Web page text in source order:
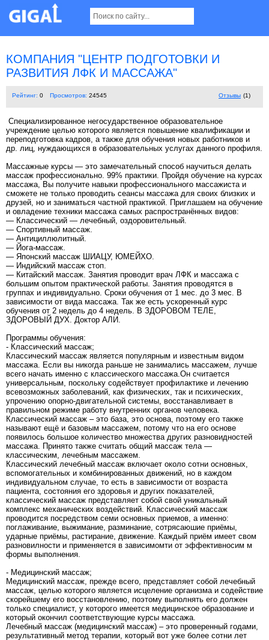
КОМПАНИЯ "ЦЕНТР ПОДГОТОВКИ И
РАЗВИТИЯ ЛФК И МАССАЖА"
Рейтинг: 0 Просмотров: 24545 Отзывы (1)
Специализированное негосударственное образовательное
учреждение целью которого является повышение квалификации и
переподготовка кадров, а также для обучения новых работников и
др. лиц, нуждающихся в образовательных услугах данного профиля.
Массажные курсы — это замечательный способ научиться делать
массаж профессионально. 99% практики. Пройдя обучение на курсах
массажа, Вы получите навыки профессионального массажиста и
сможете не только проводить сеансы массажа для своих близких и
друзей, но и заниматься частной практикой. Приглашаем на обучение
и овладение техники массажа самых распространённых видов:
— Классический — лечебный, оздоровительный.
— Cпортивный массаж.
— Антициллюлитный.
— Йога-массаж.
— Японский массаж ШИАЦУ, ЮМЕЙХО.
— Индийский массаж стоп.
— Китайский массаж. Занятия проводит врач ЛФК и массажа с
большим опытом практической работы. Занятия проводятся в
группах и индивидуально. Сроки обучения от 1 мес. до 3 мес. В
зависимости от вида массажа. Так же есть ускоренный курс
обучения от 2 недель до 4 недель. В ЗДОРОВОМ ТЕЛЕ,
ЗДОРОВЫЙ ДУХ. Доктор АЛИ.
Программы обучения:
- Классический массаж;
Классический массаж является популярным и известным видом
массажа. Если вы никогда раньше не занимались массажем, лучше
всего начать именно с классического массажа.Он считается
универсальным, поскольку содействует профилактике и лечению
всевозможных заболеваний, как физических, так и психических,
упрочению опорно-двигательной системы, восстанавливает в
правильном режиме работу внутренних органов человека.
Классический массаж – это база, это основа, поэтому его также
называют ещё и базовым массажем, потому что на его основе
появилось большое количество множества других разновидностей
массажа. Принято также считать общий массаж тела —
классическим, лечебным массажем.
Классический лечебный массаж включает около сотни основных,
вспомогательных и комбинированных движений, но в каждом
индивидуальном случае, то есть в зависимости от возраста
пациента, состояния его здоровья и других показателей,
классический массаж представляет собой свой уникальный
комплекс механических воздействий. Классический массаж
проводится посредством семи основных приемов, а именно:
поглаживание, выжимание, разминание, сотрясаюшие приёмы,
ударные приёмы, растирание, движение. Каждый приём имеет свом
разновилности и применяется в зависимомти от эффективносим м
формы выполнения.
- Медицинский массаж;
Медицинский массаж, прежде всего, представляет собой лечебный
массаж, целью которого является исцеление организма и содействие
скорейшему его восстановлению, поэтому выполнять его должен
только специалист, у которого имеется медицинское образование и
который окончил соответствующие курсы массажа.
Лечебный массаж (медицинский массаж) – это проверенный годами,
результативный метод терапии, который вот уже более сотни лет